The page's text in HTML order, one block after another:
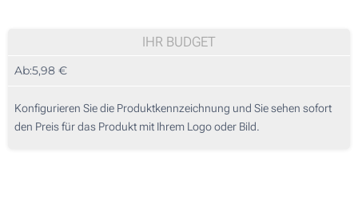
30
150
IHR BUDGET
Ab:5,98 €
Konfigurieren Sie die Produktkennzeichnung und Sie sehen sofort
den Preis für das Produkt mit Ihrem Logo oder Bild.